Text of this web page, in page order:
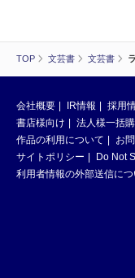
TOP 文芸書 文芸書
会社概要 IR情報 採用
書店様向け
法人様一括
作品の利用について
お
サイトポリシー
Do Not
利用者情報の外部送信につ